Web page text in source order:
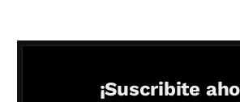
¡Suscribite